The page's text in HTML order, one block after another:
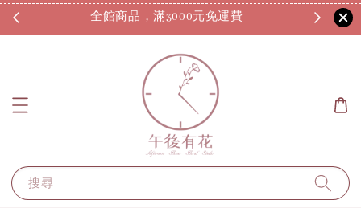
全館商品，滿3000元免運費 7/
搜尋